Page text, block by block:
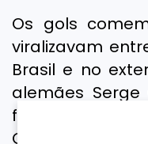
Os gols
viralizavam
Brasil e no
alemães
fãs dele. Até o
Cristiano